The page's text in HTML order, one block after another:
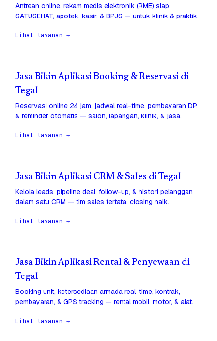
Antrean online, rekam medis elektronik (RME) siap
SATUSEHAT, apotek, kasir, & BPJS — untuk klinik & praktik.
Lihat layanan →
Jasa Bikin Aplikasi Booking & Reservasi di
Tegal
Reservasi online 24 jam, jadwal real-time, pembayaran DP,
& reminder otomatis — salon, lapangan, klinik, & jasa.
Lihat layanan →
Jasa Bikin Aplikasi CRM & Sales di Tegal
Kelola leads, pipeline deal, follow-up, & histori pelanggan
dalam satu CRM — tim sales tertata, closing naik.
Lihat layanan →
Jasa Bikin Aplikasi Rental & Penyewaan di
Tegal
Booking unit, ketersediaan armada real-time, kontrak,
pembayaran, & GPS tracking — rental mobil, motor, & alat.
Lihat layanan →